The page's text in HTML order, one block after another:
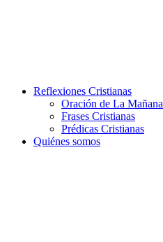
Reflexiones Cristianas
Oración de La Mañana
Frases Cristianas
Prédicas Cristianas
Quiénes somos